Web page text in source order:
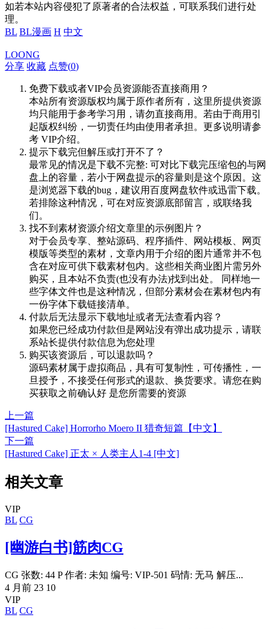
如若本站内容侵犯了原著者的合法权益，可联系我们进行处
理。
BL BL漫画 H 中文
LOONG
分享 收藏 点赞(0)
免费下载或者VIP会员资源能否直接商用？
本站所有资源版权均属于原作者所有，这里所提供资源
均只能用于参考学习用，请勿直接商用。若由于商用引
起版权纠纷，一切责任均由使用者承担。更多说明请参
考 VIP介绍。
提示下载完但解压或打开不了？
最常见的情况是下载不完整: 可对比下载完压缩包的与网
盘上的容量，若小于网盘提示的容量则是这个原因。这
是浏览器下载的bug，建议用百度网盘软件或迅雷下载。
若排除这种情况，可在对应资源底部留言，或联络我
们。
找不到素材资源介绍文章里的示例图片？
对于会员专享、整站源码、程序插件、网站模板、网页
模版等类型的素材，文章内用于介绍的图片通常并不包
含在对应可供下载素材包内。这些相关商业图片需另外
购买，且本站不负责(也没有办法)找到出处。 同样地一
些字体文件也是这种情况，但部分素材会在素材包内有
一份字体下载链接清单。
付款后无法显示下载地址或者无法查看内容？
如果您已经成功付款但是网站没有弹出成功提示，请联
系站长提供付款信息为您处理
购买该资源后，可以退款吗？
源码素材属于虚拟商品，具有可复制性，可传播性，一
旦授予，不接受任何形式的退款、换货要求。请您在购
买获取之前确认好 是您所需要的资源
上一篇
[Hastured Cake] Horrorho Moero II 猎奇短篇【中文】
下一篇
[Hastured Cake] 正太 × 人类主人1-4 [中文]
相关文章
VIP
BL CG
[幽游白书]筋肉CG
CG 张数: 44 P 作者: 未知 编号: VIP-501 码情: 无马 解压...
4 月前 23 10
VIP
BL CG